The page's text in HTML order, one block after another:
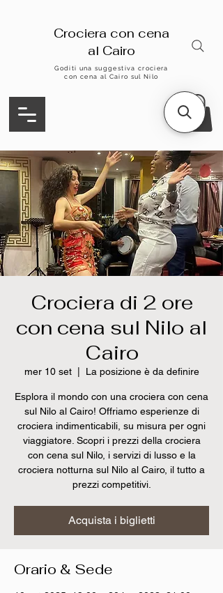
Crociera con cena
al Cairo
Goditi una suggestiva crociera
con cena al Cairo sul Nilo
Crociera di 2 ore
con cena sul Nilo al
Cairo
mer 10 set
  |
La posizione è da definire
Esplora il mondo con una crociera con cena
sul Nilo al Cairo! Offriamo esperienze di
crociera indimenticabili, su misura per ogni
viaggiatore. Scopri i prezzi della crociera
con cena sul Nilo, i servizi di lusso e la
crociera notturna sul Nilo al Cairo, il tutto a
prezzi competitivi.
Acquista i biglietti
Orario & Sede